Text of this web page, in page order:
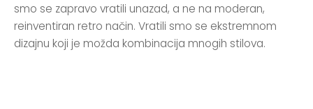
smo se zapravo vratili unazad, a ne na moderan,
reinventiran retro način. Vratili smo se ekstremnom
dizajnu koji je možda kombinacija mnogih stilova.